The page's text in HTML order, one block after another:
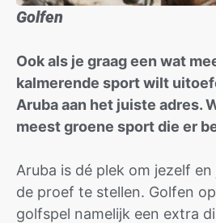
Golfen
Ook als je graag een wat
kalmerende sport wilt
Aruba aan het juiste adres.
meest groene sport die er
Aruba is dé plek om jezelf
de proef te stellen. Golfen
golfspel namelijk een extra